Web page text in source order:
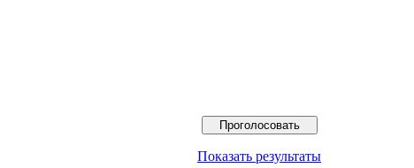
Показать результаты